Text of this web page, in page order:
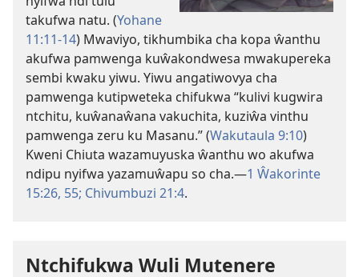
takufwa natu. (Yohane
11:11-14) Mwaviyo, tikhumbika cha kopa ŵanthu
akufwa pamwenga kuŵakondwesa mwakupereka
sembi kwaku yiwu. Yiwu angatiwovya cha
pamwenga kutipweteka chifukwa “kulivi kugwira
ntchitu, kuŵanaŵana vakuchita, kuziŵa vinthu
pamwenga zeru ku Masanu.” (Wakutaula 9:10)
Kweni Chiuta wazamuyuska ŵanthu wo akufwa
ndipu nyifwa yazamuŵapu so cha.—1 Ŵakorinte
15:26, 55; Chivumbuzi 21:4.
Ntchifukwa Wuli Mutenere